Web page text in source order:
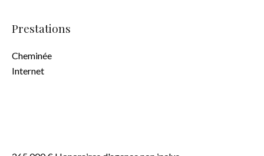
Prestations
Cheminée
Internet